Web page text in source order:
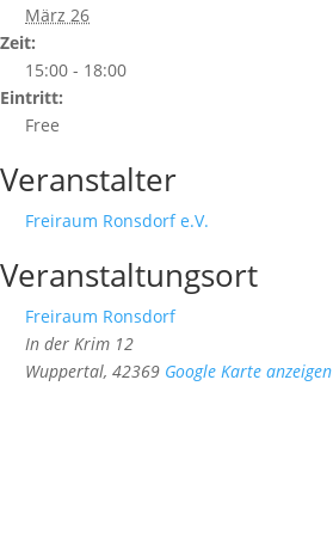
März 26
Zeit:
15:00 - 18:00
Eintritt:
Free
Veranstalter
Freiraum Ronsdorf e.V.
Veranstaltungsort
Freiraum Ronsdorf
In der Krim 12
Wuppertal, 42369 Google Karte anzeigen